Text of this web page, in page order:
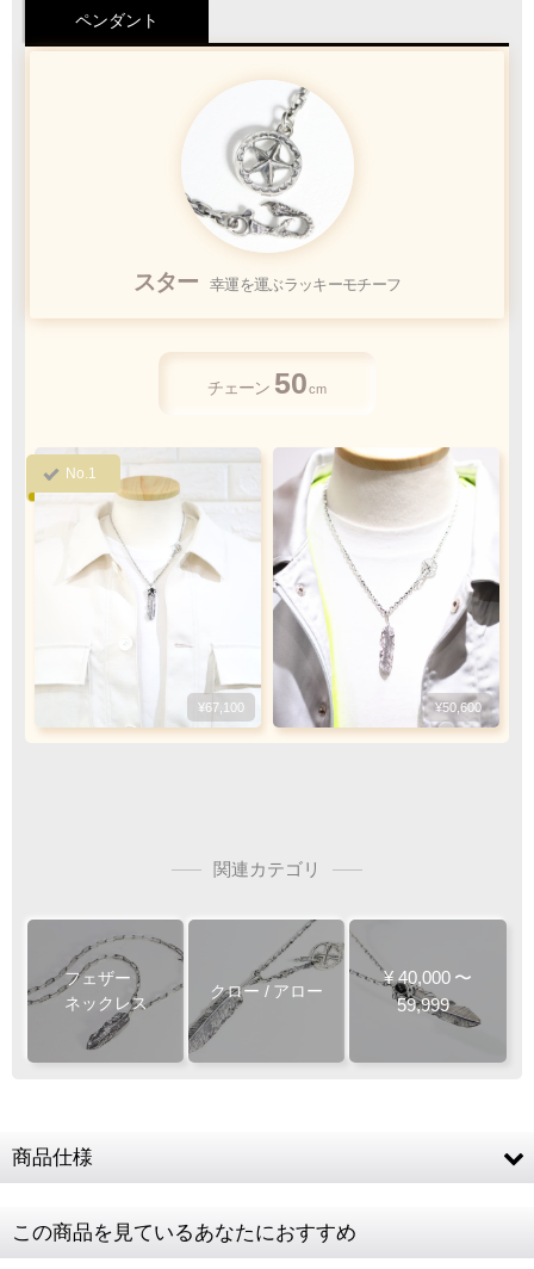
ご注文完了後『お支払い手続き』のリンクから
銀行振込
ご注文完了後、メールに記載の指定口座へ
『5 』にお振込をお願い致します
振込手数料
お客様ご負担で
お願い致します
ご注文・決済お手続き完了後
キャンセル・返品不可
ご注文の際は
サイズ等にご注意下さい
ペンダント
スター 幸運を運ぶラッキーモチーフ
チェーン 50cm
No.1
¥67,100 ¥50,600
関連カテゴリ
フェザー
ネックレス
クロー / アロー
¥ 40,000 〜
59,999
商品仕様
フェザー 約60 × 12mm
この商品を見ているあなたにおすすめ